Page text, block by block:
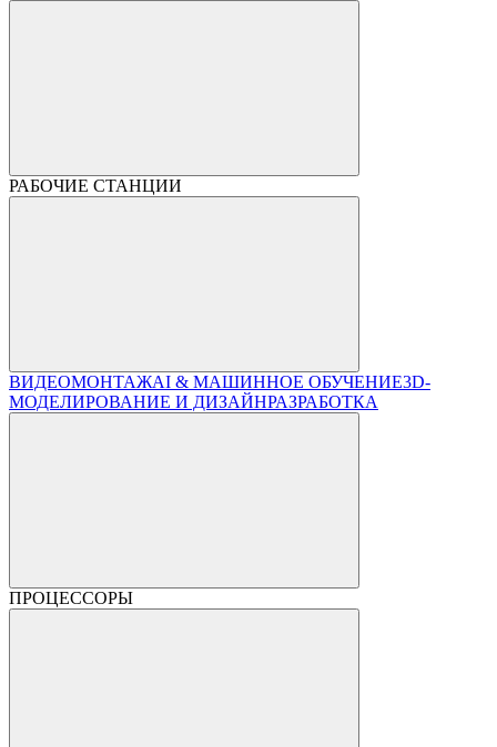
РАБОЧИЕ СТАНЦИИ
ВИДЕОМОНТАЖAI & МАШИННОЕ ОБУЧЕНИЕ3D-
МОДЕЛИРОВАНИЕ И ДИЗАЙНРАЗРАБОТКА
ПРОЦЕССОРЫ